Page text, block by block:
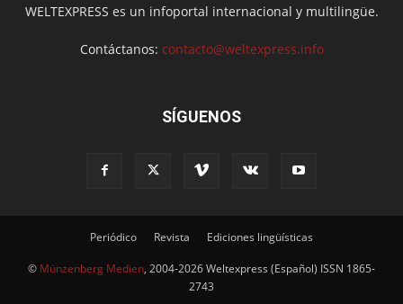
WELTEXPRESS es un infoportal internacional y multilingüe.
Contáctanos: contacto@weltexpress.info
SÍGUENOS
Periódico Revista Ediciones lingüísticas
© Münzenberg Medien, 2004-2026 Weltexpress (Español) ISSN 1865-
2743